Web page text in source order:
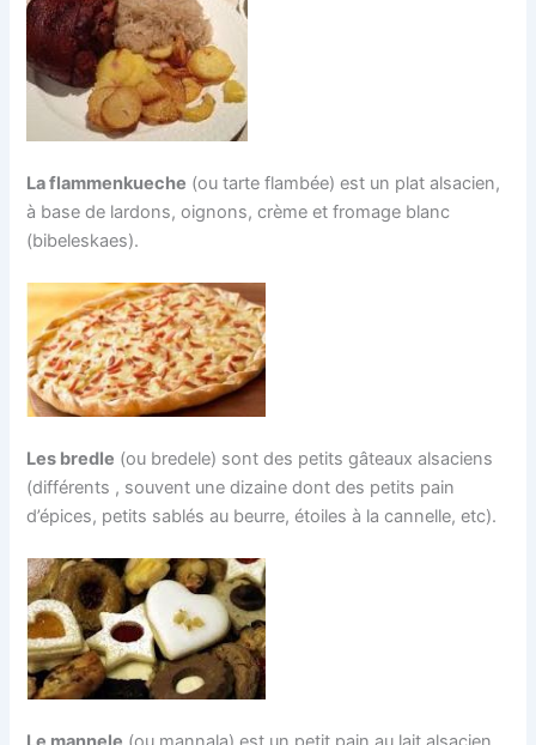
La flammenkueche (ou tarte flambée) est un plat alsacien,
à base de lardons, oignons, crème et fromage blanc
(bibeleskaes).
Les bredle (ou bredele) sont des petits gâteaux alsaciens
(différents , souvent une dizaine dont des petits pain
d’épices, petits sablés au beurre, étoiles à la cannelle, etc).